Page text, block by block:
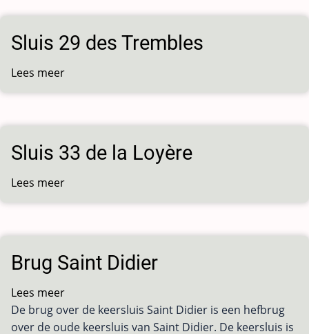
Sluis 29 des Trembles
Lees meer
des
Trembles
Sluis 33 de la Loyère
Lees meer
de
la
Loyère
Brug Saint Didier
Lees meer
Brug
Saint
De brug over de keersluis Saint Didier is een hefbrug
over de oude keersluis van Saint Didier. De keersluis is